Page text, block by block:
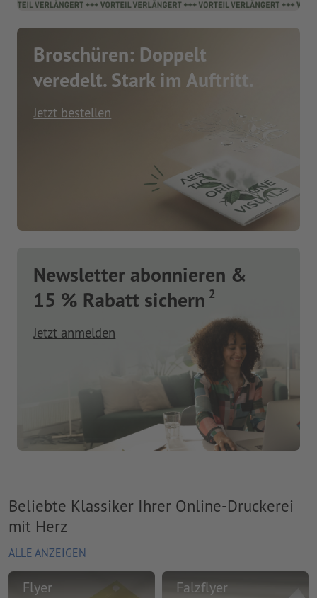
Broschüren: Doppelt
veredelt. Stark im Auftritt.
Jetzt bestellen
Newsletter abonnieren &
15 % Rabatt sichern 2
Jetzt anmelden
Beliebte Klassiker Ihrer Online-Druckerei
mit Herz
ALLE ANZEIGEN
Flyer Falzflyer